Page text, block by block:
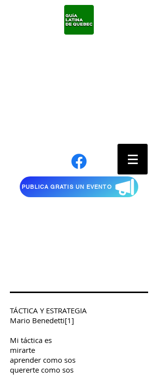
PUBLICA GRATIS UN EVENTO
TÁCTICA Y ESTRATEGIA
Mario Benedetti[1]
Mi táctica es
mirarte
aprender como sos
quererte como sos